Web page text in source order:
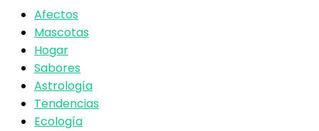
Afectos
Mascotas
Hogar
Sabores
Astrología
Tendencias
Ecología